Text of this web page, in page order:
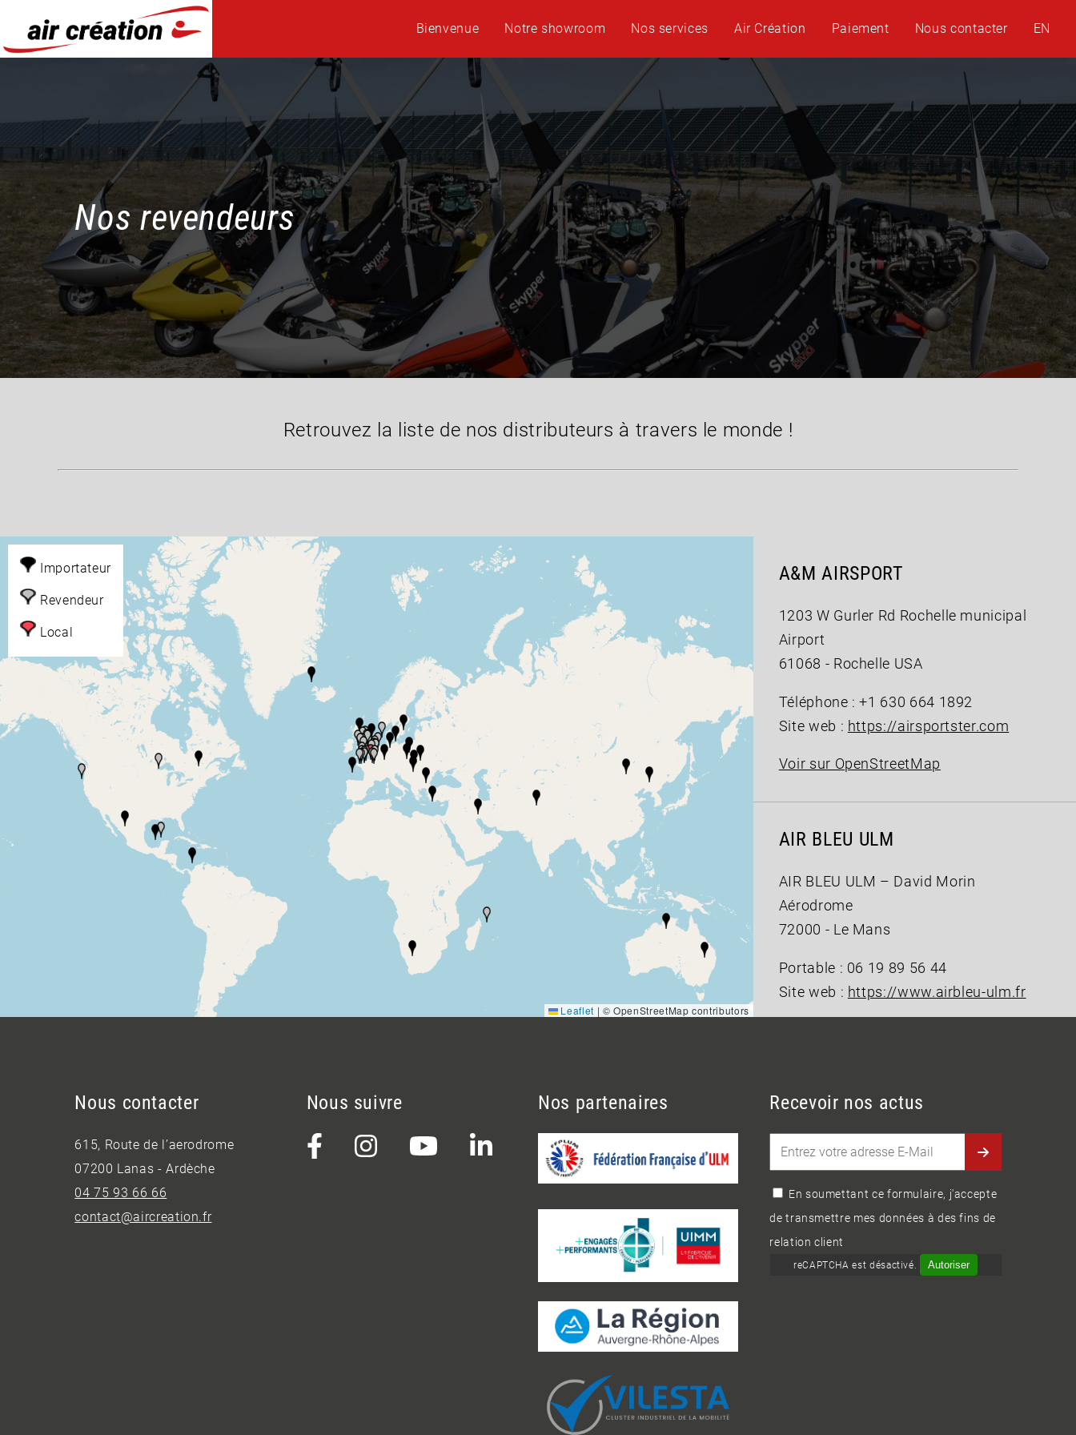
Bienvenue Notre showroom Nos services Air Création Paiement Nous contacter EN
Nos revendeurs
Retrouvez la liste de nos distributeurs à travers le monde !
+
Leaflet | © OpenStreetMap contributors
Importateur
Revendeur
Local
A&M AIRSPORT
1203 W Gurler Rd Rochelle municipal
Airport
61068 - Rochelle USA
Téléphone : +1 630 664 1892
Site web : https://airsportster.com
Voir sur OpenStreetMap
AIR BLEU ULM
AIR BLEU ULM – David Morin
Aérodrome
72000 - Le Mans
Portable : 06 19 89 56 44
Site web : https://www.airbleu-ulm.fr
AIR CREATION AUSTRALIA
7 Cameron Street
NT 0871 - Alice Springs - OCEANIA
Téléphone : (61) 8 8953 2136
Portable : (61) 438 307 844
Site web :
Nous contacter
615, Route de l’aerodrome
07200 Lanas - Ardèche
04 75 93 66 66
contact@aircreation.fr
Nous suivre Nos partenaires Recevoir nos actus
En soumettant ce formulaire, j'accepte
de transmettre mes données à des fins de
relation client
reCAPTCHA est désactivé. Autoriser
Panneau de gestion des cookies